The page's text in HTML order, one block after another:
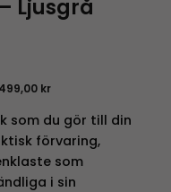
Ljusgrå
499,00 kr
som du gör till din
förvaring,
som
i sin